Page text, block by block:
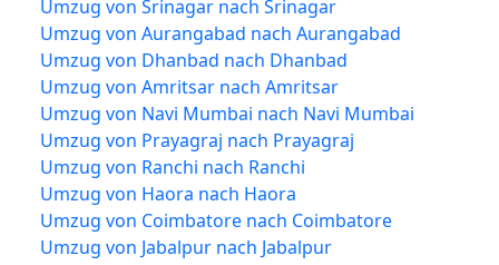
Umzug von Srinagar nach Srinagar
Umzug von Aurangabad nach Aurangabad
Umzug von Dhanbad nach Dhanbad
Umzug von Amritsar nach Amritsar
Umzug von Navi Mumbai nach Navi Mumbai
Umzug von Prayagraj nach Prayagraj
Umzug von Ranchi nach Ranchi
Umzug von Haora nach Haora
Umzug von Coimbatore nach Coimbatore
Umzug von Jabalpur nach Jabalpur